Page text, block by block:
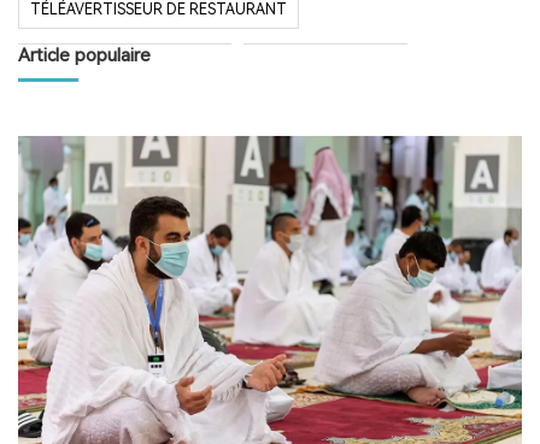
TÉLÉAVERTISSEUR DE RESTAURANT
SYSTÈME D'APPEL SANS FIL
LONGUE PORTÉE SYSTÈME LONG TEMPS EN VEILLE
RESTAURANT HÔPITAL RADIO RADIO PORTABLE
FM AM RADIO RADIO DE POCHE RADIO DE DOUCHE
ENCEINTE BLUETOOTH ÉTANCHE
HAUT-PARLEUR BLUETOOTH SANS FIL RADIO FM
RETEKESS AUDIOGUIDE TT128 TT128B
Article populaire